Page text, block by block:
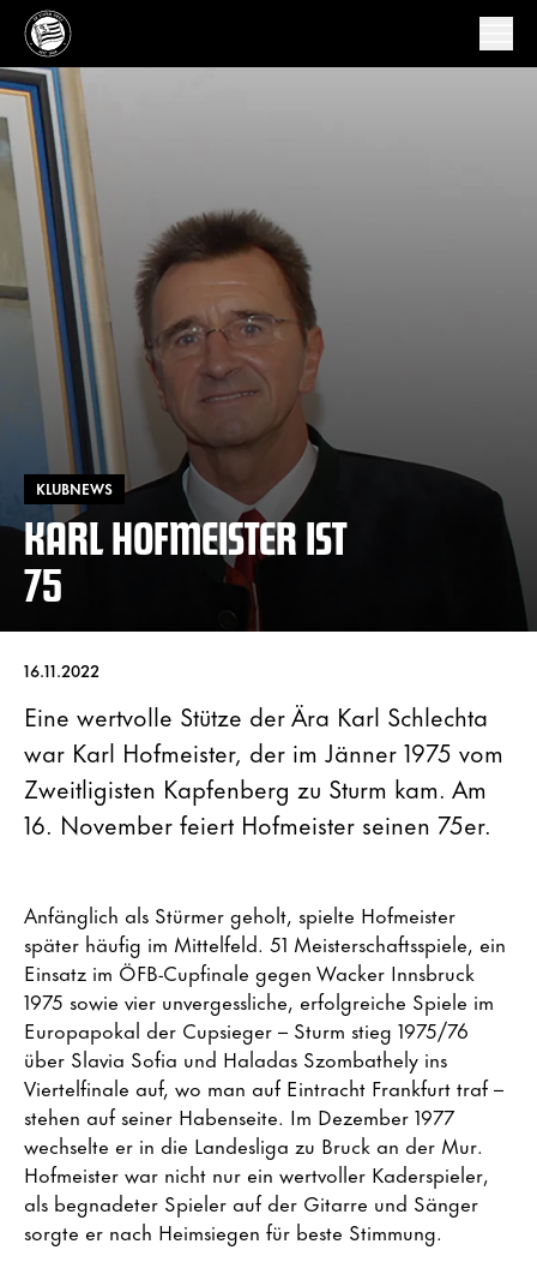
KLUBNEWS
KARL HOFMEISTER IST
75
16.11.2022
Eine wertvolle Stütze der Ära Karl Schlechta
war Karl Hofmeister, der im Jänner 1975 vom
Zweitligisten Kapfenberg zu Sturm kam. Am
16. November feiert Hofmeister seinen 75er.
Anfänglich als Stürmer geholt, spielte Hofmeister
später häufig im Mittelfeld. 51 Meisterschaftsspiele, ein
Einsatz im ÖFB-Cupfinale gegen Wacker Innsbruck
1975 sowie vier unvergessliche, erfolgreiche Spiele im
Europapokal der Cupsieger – Sturm stieg 1975/76
über Slavia Sofia und Haladas Szombathely ins
Viertelfinale auf, wo man auf Eintracht Frankfurt traf –
stehen auf seiner Habenseite. Im Dezember 1977
wechselte er in die Landesliga zu Bruck an der Mur.
Hofmeister war nicht nur ein wertvoller Kaderspieler,
als begnadeter Spieler auf der Gitarre und Sänger
sorgte er nach Heimsiegen für beste Stimmung.